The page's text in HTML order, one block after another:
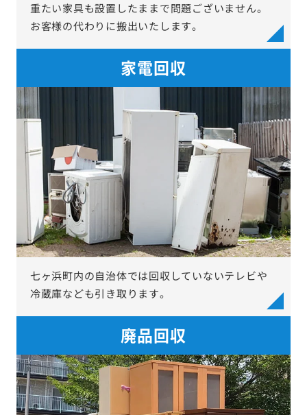
重たい家具も設置したままで問題ございません。
お客様の代わりに搬出いたします。
家電回収
七ヶ浜町内の自治体では回収していないテレビや
冷蔵庫なども引き取ります。
廃品回収